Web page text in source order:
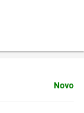
Novo